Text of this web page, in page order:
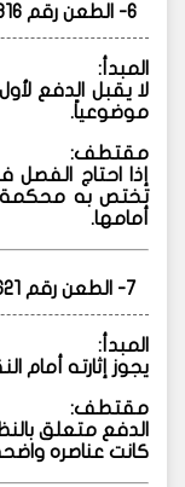
6- الطعن رقم 316 لسنة 36 ق – جلسة 18/4/1966
المبدأ:
لا يقبل الدفع
موضوعياً.
مقتطف:
إذا احتاج
تختص به محكمة
أمامها.
7- الطعن رقم 1621 لسنة 37 ق – جلسة 9/1/1967
المبدأ:
يجوز إثارته أمام
مقتطف:
الدفع متعلق
كانت عناصره